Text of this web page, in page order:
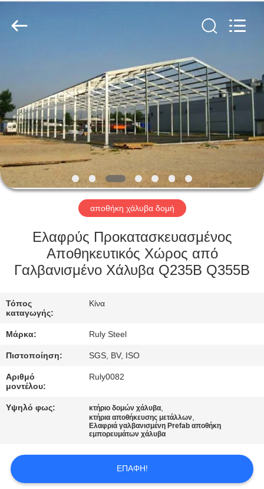
ΠΡΟΪΌΝΤΑ
ΒΊΝΤΕΟ
ΕΜΦΆΝΙΣΗ
VR
ΠΕΡΊΠΟΥ
ΕΜΕΊΣ
ΕΡΓΟΣΤΑΣΊΩΝ
ΠΟΙΟΤΙΚΌΣ
ΈΛΕΓΧΟΣ
ΜΑΣ
ΕΠΑΦΉ
ΜΕ
Engineering
Co.,Ltd.
αποθήκη χάλυβα δομή
Ελαφρύς Προκατασκευασμένος
Αποθηκευτικός Χώρος από
Γαλβανισμένο Χάλυβα Q235B Q355B
Τόπος
καταγωγής:
Κίνα
Μάρκα: Ruly Steel
Πιστοποίηση: SGS, BV, ISO
Αριθμό
μοντέλου:
Ruly0082
Υψηλό φως: κτήριο δομών χάλυβα,
κτήρια αποθήκευσης μετάλλων,
Ελαφριά γαλβανισμένη Prefab αποθήκη
εμπορευμάτων χάλυβα
ΕΠΑΦΉ!